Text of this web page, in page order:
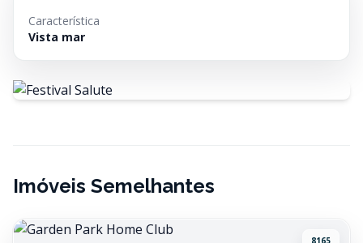
Característica
Vista mar
Imóveis Semelhantes
8165